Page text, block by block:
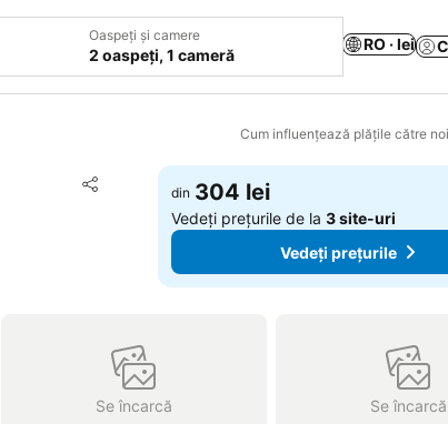
Oaspeți și camere
2 oaspeți, 1 cameră
RO · lei
Cum influențează plățile către
Distribuiți
Adăugaţi la favorite
din 304 lei
Vedeți prețurile de la3 site-uri
Vedeți prețurile
Se încarcă Se încarcă